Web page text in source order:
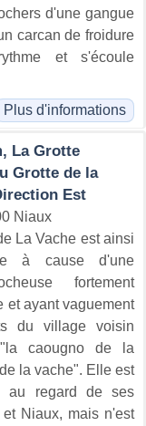
d'une gangue
carcan de froidure
et s'écoule
Plus d'informations
La Grotte
Grotte de la
Est
Niaux
La Vache est ainsi
à cause d'une
fortement
et ayant vaguement
du village voisin
"la caougno de la
la vache". Elle est
au regard de ses
Niaux, mais n'est